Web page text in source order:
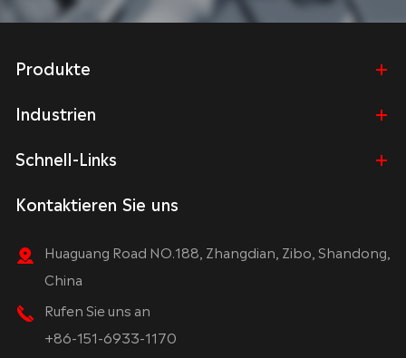
Produkte
Industrien
Schnell-Links
Kontaktieren Sie uns
Huaguang Road NO.188, Zhangdian, Zibo, Shandong,
China
Rufen Sie uns an
+86-151-6933-1170